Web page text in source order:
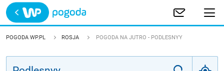
Trwa ładowanie
POLSKA
POGODA WP.PL ROSJA POGODA NA JUTRO - PODLESNYY